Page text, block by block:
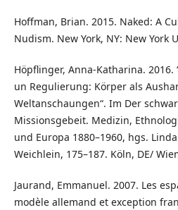
Hoffman, Brian. 2015. Naked: A
Nudism. New York, NY: New York
Höpflinger, Anna-Katharina. 2016.
un Regulierung: Körper als
Weltanschaungen“. Im Der
Missionsgebeit. Medizin,
und Europa 1880–1960, hgs.
Weichlein, 175–187. Köln, DE/
Jaurand, Emmanuel. 2007. Les
modèle allemand et exception